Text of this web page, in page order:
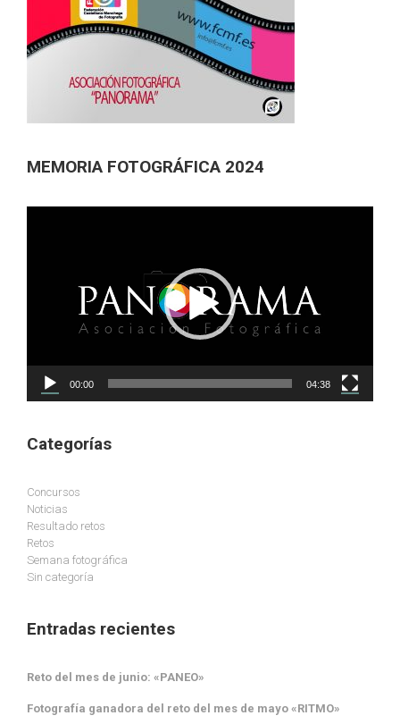
MEMORIA FOTOGRÁFICA 2024
00:00 04:38
Categorías
Concursos
Noticias
Resultado retos
Retos
Semana fotográfica
Sin categoría
Entradas recientes
Reto del mes de junio: «PANEO»
Fotografía ganadora del reto del mes de mayo «RITMO»